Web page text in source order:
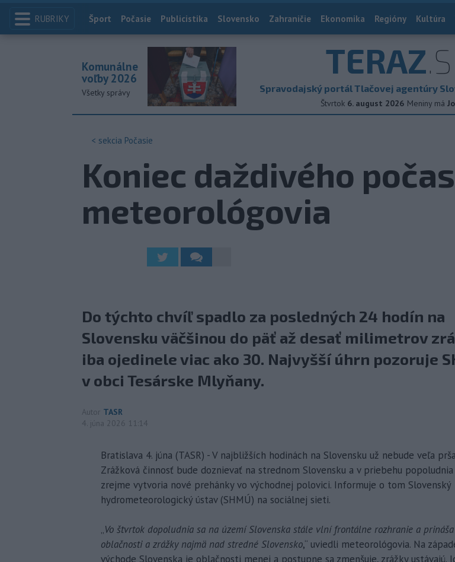
RUBRIKY Index
Šport Počasie Publicistika Slovensko Zahraničie Ekonomika Regióny Kultúra
TERAZ
Spravodajský portál Tlačovej agentúry
Štvrtok 6. august 2026 Meniny má
Komunálne
voľby 2026
Všetky správy
< sekcia Počasie
Koniec daždivého
meteorológovia
Do týchto chvíľ spadlo za posledných 24 hodín na
Slovensku väčšinou do päť až desať milimetrov
iba ojedinele viac ako 30. Najvyšší úhrn pozoruje
v obci Tesárske Mlyňany.
Autor TASR
4. júna 2026 11:14
Bratislava 4. júna (TASR) - V najbližších hodinách na Slovensku už nebude veľa
Zrážková činnosť bude doznievať na strednom Slovensku a v priebehu popoludnia
zrejme vytvoria nové prehánky vo východnej polovici. Informuje o tom Slovenský
hydrometeorologický ústav (SHMÚ) na sociálnej sieti.
„Vo štvrtok dopoludnia sa na území Slovenska stále vlní frontálne rozhranie a
oblačnosti a zrážky najmä nad stredné Slovensko,“ uviedli meteorológovia. Na
východe Slovenska je oblačnosti menej a postupne sa zmenšuje, zrážky ustávajú.